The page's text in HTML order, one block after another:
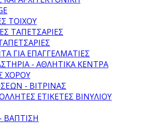
ΤΟΙΧΟΥ
ΤΑΠΕΤΣΑΡΙΕΣ
ΓΙΑ ΕΠΑΓΓΕΛΜΑΤΙΕΣ
- ΑΘΛΗΤΙΚΑ ΚΕΝΤΡΑ
ΧΟΡΟΥ
- ΒΙΤΡΙΝΑΣ
ΕΤΙΚΕΤΕΣ ΒΙΝΥΛΙΟΥ
ΒΑΠΤΙΣΗ